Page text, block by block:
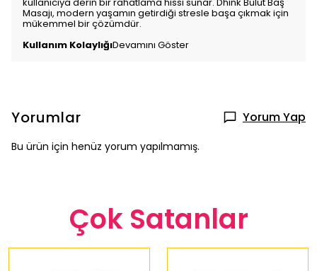
Masajı, modern yaşamın getirdiği stresle başa çıkmak için
mükemmel bir çözümdür.
Kullanım KolaylığıDevamını Göster
Yorumlar Yorum Yap
Bu ürün için henüz yorum yapılmamış.
Çok Satanlar